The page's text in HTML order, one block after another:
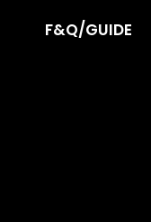
F&Q/GUIDE